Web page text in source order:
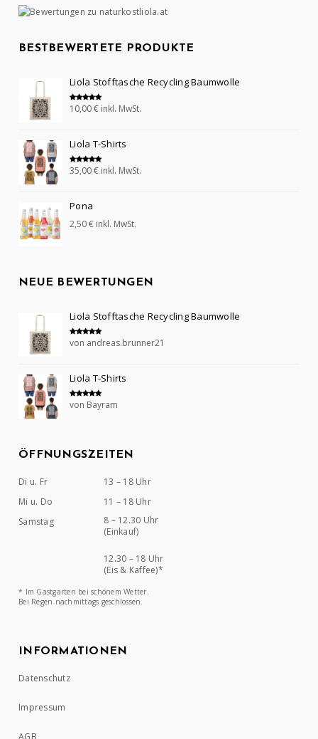
BESTBEWERTETE PRODUKTE
Liola Stofftasche Recycling Baumwolle
Bewertet mit
5.00
10,00€ inkl. MwSt.
Liola T-Shirts
Bewertet mit
5.00
35,00€ inkl. MwSt.
Pona
2,50€ inkl. MwSt.
NEUE BEWERTUNGEN
Liola Stofftasche Recycling Baumwolle
Bewertet mit
von andreas.brunner21
Liola T-Shirts
Bewertet mit
von Bayram
ÖFFNUNGSZEITEN
Di u. Fr
13 – 18 Uhr
Mi u. Do
11 – 18 Uhr
Samstag
8 – 12.30 Uhr
(Einkauf)
12.30 – 18 Uhr
(Eis & Kaffee)*
* Im Gastgarten bei schönem Wetter.
Bei Regen nachmittags geschlossen.
INFORMATIONEN
Datenschutz
Impressum